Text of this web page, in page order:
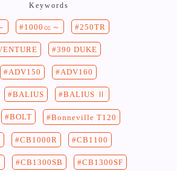
Keywords
1000㏄～ 250TR
390 DUKE
ADV150 ADV160
BALIUS BALIUS Ⅱ
BOLT Bonneville T120
CB1000R CB1100
CB1300SB CB1300SF